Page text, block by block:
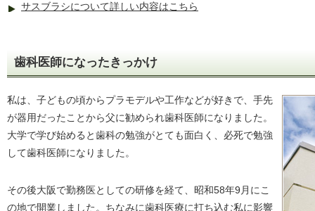
サスブラシについて詳しい内容はこちら
歯科医師になったきっかけ
私は、子どもの頃からプラモデルや工作などが好きで、手先
が器用だったことから父に勧められ歯科医師になりました。
大学で学び始めると歯科の勉強がとても面白く、必死で勉強
して歯科医師になりました。
その後大阪で勤務医としての研修を経て、昭和58年9月にこ
の地で開業しました。ちなみに歯科医療に打ち込む私に影響